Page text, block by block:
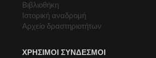
Βιβλιοθήκη
Ιστορική αναδρομή
Αρχείο δραστηριοτήτων
ΧΡΗΣΙΜΟΙ ΣΥΝΔΕΣΜΟΙ